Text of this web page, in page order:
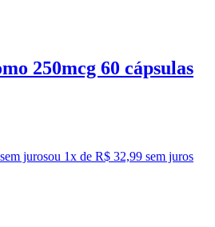
250mcg 60 cápsulas
jurosou 1x de R$ 32,99 sem juros